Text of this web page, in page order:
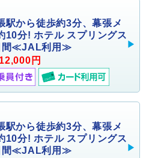
駅から徒歩約3分、幕張メ
10分! ホテル スプリングス
間≪JAL利用≫
円
駅から徒歩約3分、幕張メ
10分! ホテル スプリングス
間≪JAL利用≫